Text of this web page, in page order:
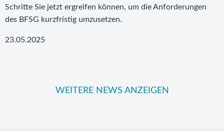
Schritte Sie jetzt ergreifen können, um die Anforderungen
des BFSG kurzfristig umzusetzen.
23.05.2025
WEITERE NEWS ANZEIGEN